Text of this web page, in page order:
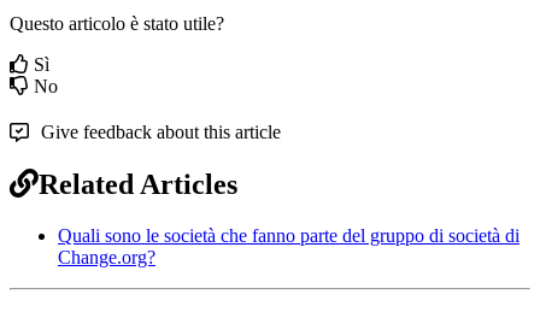
Questo articolo è stato utile?
Sì
No
Give feedback about this article
Related Articles
Quali sono le società che fanno parte del gruppo di società di
Change.org?